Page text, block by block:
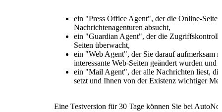
ein "Press Office Agent", der die Online-
Nachrichtenagenturen absucht,
ein "Guardian Agent", der die
Seiten überwacht,
ein "Web Agent", der Sie darauf aufmerksam
interessante Web-Seiten geändert wurden und
ein "Mail Agent", der alle Nachrichten liest,
setzt und Ihnen von der Existenz wichtiger
Eine Testversion für 30 Tage können Sie bei